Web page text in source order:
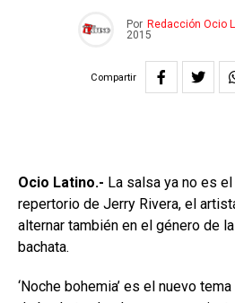
Por Redacción Ocio
2015
Compartir
Ocio Latino.- La salsa ya no es
repertorio de Jerry Rivera, el
alternar también en el género de
bachata.
‘Noche bohemia’ es el nuevo